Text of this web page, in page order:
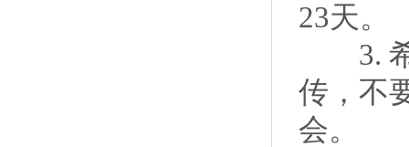
23天。
3. 希
传，不
会。